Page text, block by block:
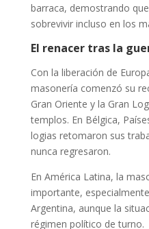
barraca, demostrando
sobrevivir incluso en los
El renacer tras la
Con la liberación de
masonería comenzó su
Gran Oriente y la Gran
templos. En Bélgica,
logias retomaron sus
nunca regresaron.
En América Latina, la
importante,
Argentina, aunque la
régimen político de turno.